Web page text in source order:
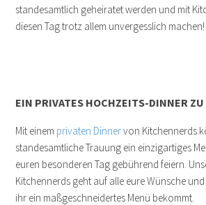
standesamtlich geheiratet werden und mit
diesen Tag trotz allem unvergesslich machen!
EIN PRIVATES HOCHZEITS-DINNER
Mit einem privaten Dinnervon Kitchennerds
standesamtliche Trauung ein einzigartiges
euren besonderen Tag gebührend feiern.
Kitchennerds geht auf alle eure Wünsche
ihr ein maßgeschneidertes Menü bekommt.